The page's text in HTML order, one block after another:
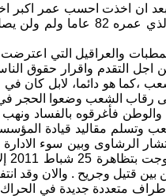
الرغم من وصولي القريب الى عمر ال70 عاما وامس
قريبا يبلغ ال82 عاما وقلت له تعال لنحتفل
والعراقيل التي
اجل التقدم واقرار حقوق
جانب مطالب الشعب ،كما هو دائما،
رقاب الشعب وضعوا الحجر
فأغرقوه بالفساد ونهب
مقاليد قيادة
الرشاوى وبين سوء الادارة
بين قتيل وجريح . والان
اطراف متعددة جديدة في